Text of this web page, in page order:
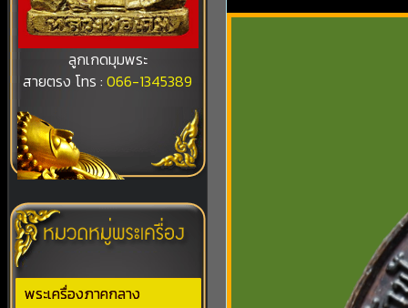
ลูกเกดมุมพระ
สายตรง โทร :066-1345389
พระเครื่องภาคกลาง